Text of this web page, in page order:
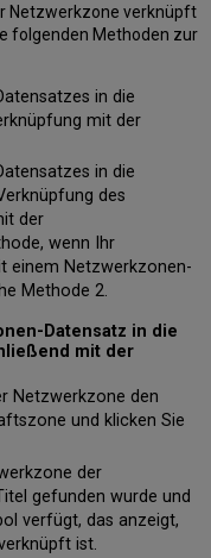
Netzwerkzone verknüpft
folgenden Methoden zur
in die
mit der
in die
des
der
wenn Ihr
einem Netzwerkzonen-
Methode 2.
Datensatz in die
mit der
Netzwerkzone den
und klicken Sie
der
gefunden wurde und
verfügt, das anzeigt,
ist.